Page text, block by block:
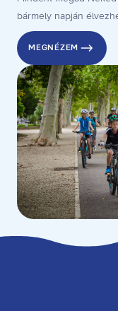
bármely napján
MEGNÉZEM